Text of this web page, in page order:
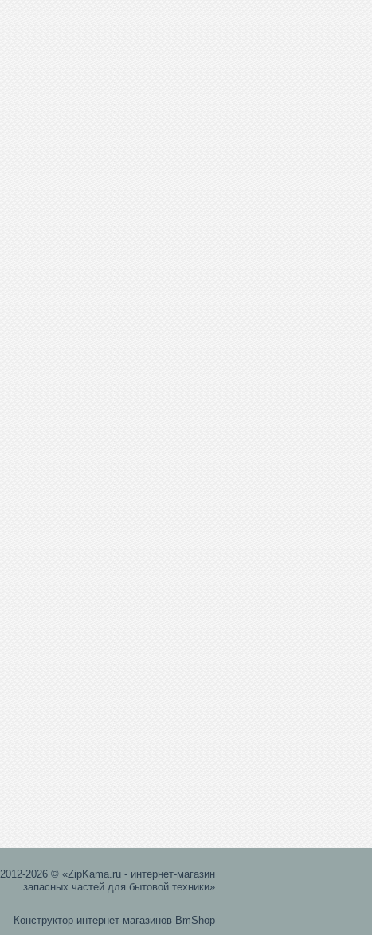
2012-2026 © «ZipKama.ru - интернет-магазин
запасных частей для бытовой техники»
Конструктор интернет-магазинов BmShop